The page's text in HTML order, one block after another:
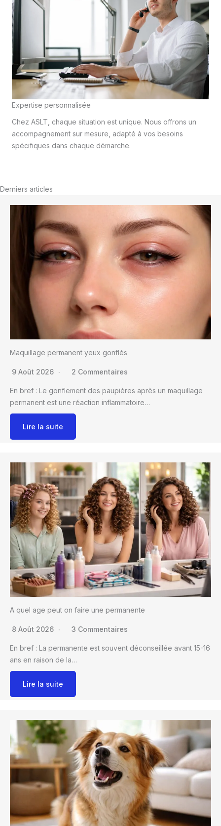
Expertise personnalisée
Chez ASLT, chaque situation est unique. Nous offrons un
accompagnement sur mesure, adapté à vos besoins
spécifiques dans chaque démarche.
Derniers articles
Maquillage permanent yeux gonflés
9 Août 2026 2 Commentaires
En bref : Le gonflement des paupières après un maquillage
permanent est une réaction inflammatoire…
Lire la suite
A quel age peut on faire une permanente
8 Août 2026 3 Commentaires
En bref : La permanente est souvent déconseillée avant 15-16
ans en raison de la…
Lire la suite